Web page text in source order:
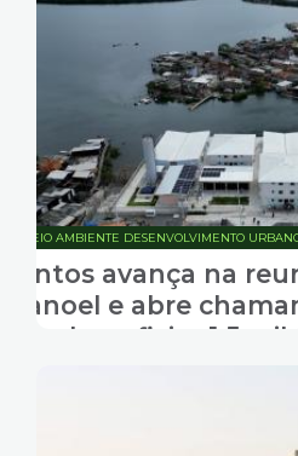
MEIO AMBIENTE DESENVOLVIMENTO
Santos avança na
Manoel e abre
para beneficiar 1,5 mil